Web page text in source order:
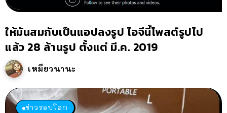
ให้มันสมกับเป็นแอปลงรูป ไอจีนี้โพสต์รูปไป
แล้ว 28 ล้านรูป ตั้งแต่ มี.ค. 2019
เหมียวนานะ
ข่าวรอบโลก